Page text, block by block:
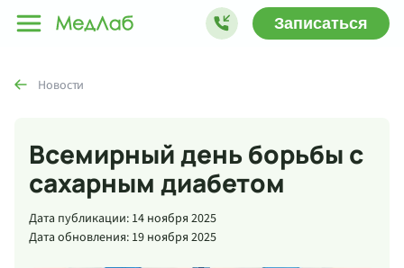
Записаться
Новости
Всемирный день борьбы с
сахарным диабетом
Дата публикации: 14 ноября 2025
Дата обновления: 19 ноября 2025